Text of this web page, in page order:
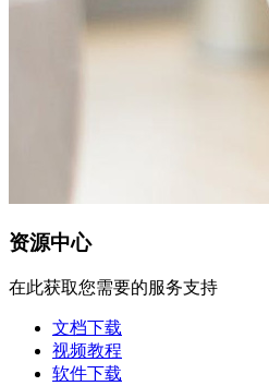
资源中心
在此获取您需要的服务支持
文档下载
视频教程
软件下载